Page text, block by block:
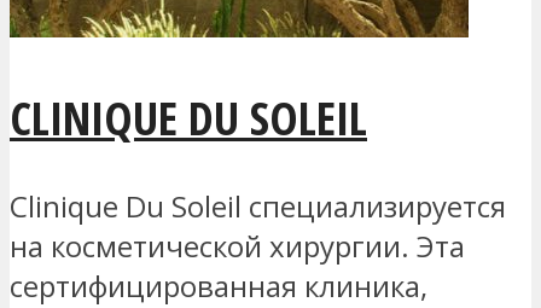
CLINIQUE DU SOLEIL
Clinique Du Soleil специализируется
на косметической хирургии. Эта
сертифицированная клиника,